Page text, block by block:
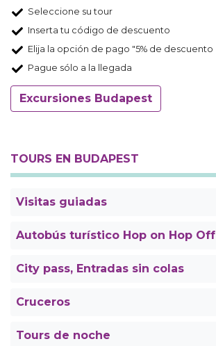
Seleccione su tour
Inserta tu código de descuento
Elija la opción de pago "5% de descuento
Pague sólo a la llegada
Excursiones Budapest
TOURS EN BUDAPEST
Visitas guiadas
Autobús turístico Hop on Hop Off
City pass, Entradas sin colas
Cruceros
Tours de noche